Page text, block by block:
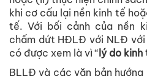
khi cơ cấu lại nền kinh tế
tế. Với bối cảnh của nền
chấm dứt HĐLĐ với NLĐ
có được xem là vì “ lý do kinh
BLLĐ và các văn bản